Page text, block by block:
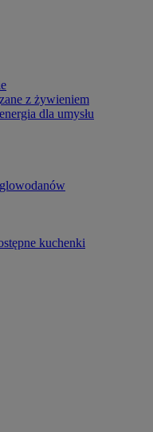
z żywieniem
dla umysłu
kuchenki